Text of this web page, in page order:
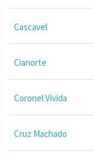
Cascavel
Cianorte
Coronel Vivida
Cruz Machado